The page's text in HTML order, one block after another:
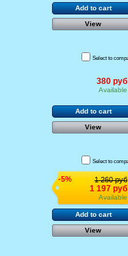
Add to cart
View
Select to
380 руб
Available
Add to cart
View
Select to
1 260 руб
-5%
1 197 руб
Available
Add to cart
View